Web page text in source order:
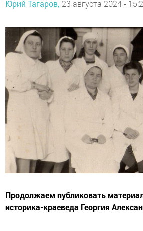
Юрий Тагаров, 23 августа 2024 -
Продолжаем публиковать
историка-краеведа Георгия